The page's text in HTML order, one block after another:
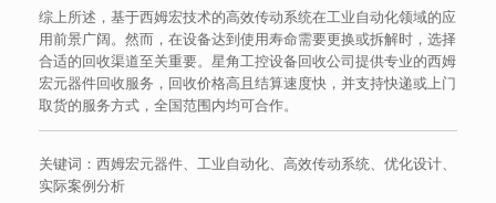
综上所述，基于西姆宏技术的高效传动系统在工业自动化领域的应
用前景广阔。然而，在设备达到使用寿命需要更换或拆解时，选择
合适的回收渠道至关重要。星角工控设备回收公司提供专业的西姆
宏元器件回收服务，回收价格高且结算速度快，并支持快递或上门
取货的服务方式，全国范围内均可合作。
关键词：西姆宏元器件、工业自动化、高效传动系统、优化设计、
实际案例分析